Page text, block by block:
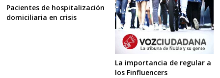
Pacientes de hospitalización
domiciliaria en crisis
La importancia de regular a
los Finfluencers